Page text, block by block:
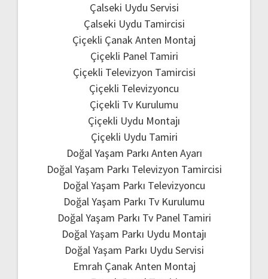
Çalseki Uydu Servisi
Çalseki Uydu Tamircisi
Çiçekli Çanak Anten Montaj
Çiçekli Panel Tamiri
Çiçekli Televizyon Tamircisi
Çiçekli Televizyoncu
Çiçekli Tv Kurulumu
Çiçekli Uydu Montajı
Çiçekli Uydu Tamiri
Doğal Yaşam Parkı Anten Ayarı
Doğal Yaşam Parkı Televizyon Tamircisi
Doğal Yaşam Parkı Televizyoncu
Doğal Yaşam Parkı Tv Kurulumu
Doğal Yaşam Parkı Tv Panel Tamiri
Doğal Yaşam Parkı Uydu Montajı
Doğal Yaşam Parkı Uydu Servisi
Emrah Çanak Anten Montaj